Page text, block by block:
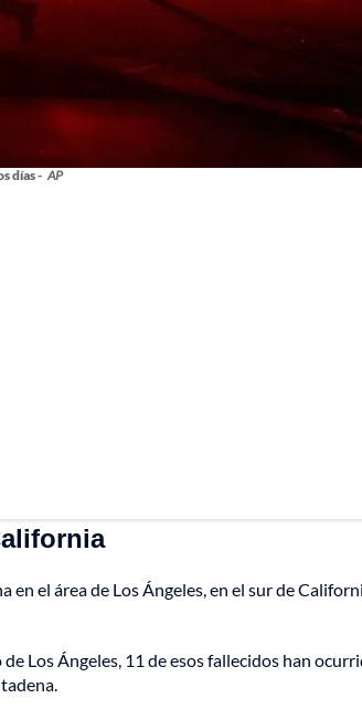
días - AP
en el área de Los Ángeles, en el sur de
Los Ángeles, 11 de esos fallecidos han